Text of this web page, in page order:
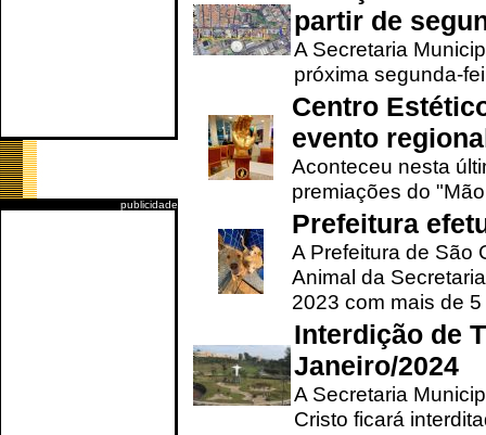
publicidade
partir de
A Secretaria
próxima segunda-
Centro
evento
Aconteceu nesta
premiações do
Prefeitura
A Prefeitura de São
Animal da
2023 com mais de 5
Interdição de
Janeiro/2024
A Secretaria
Cristo ficará